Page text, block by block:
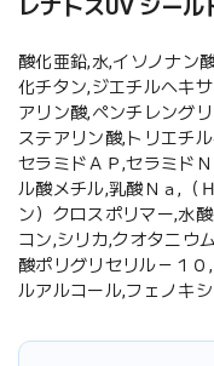
レナトスUV シール
酸化亜鉛,水,イソノナン
化チタン,ジエチルヘキ
アリン酸,ペンチレング
ステアリン酸,トリエチ
セラミドＡＰ,セラミド
ル酸メチル,乳酸Ｎａ,（
ン）クロスポリマー,水
コン,シリカ,クオタニウ
酸ポリグリセリル－１
ルアルコール,フェノキ